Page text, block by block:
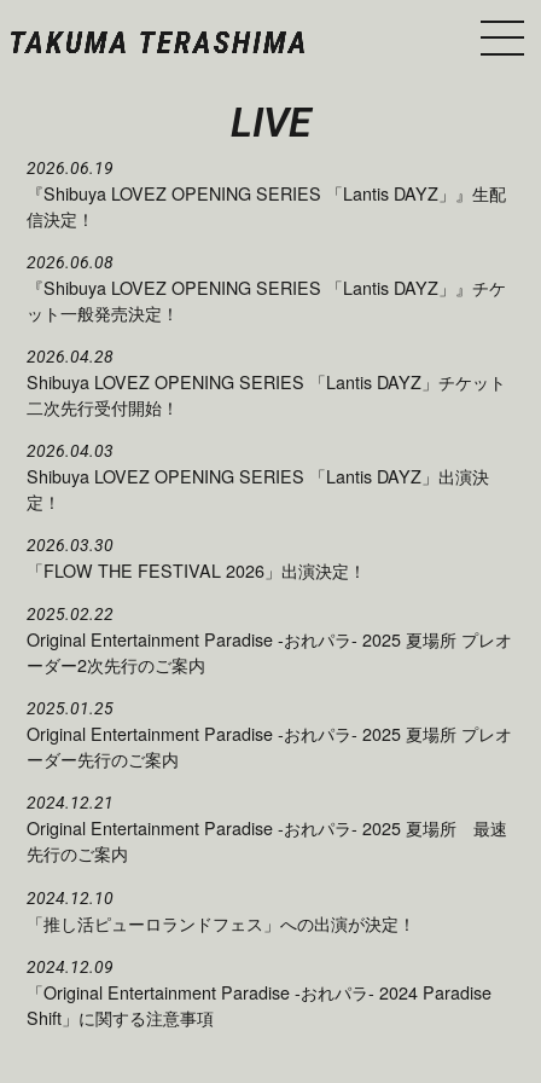
LIVE
2026.06.19
『Shibuya LOVEZ OPENING SERIES 「Lantis DAYZ」』生配
信決定！
2026.06.08
『Shibuya LOVEZ OPENING SERIES 「Lantis DAYZ」』チケ
ット一般発売決定！
2026.04.28
Shibuya LOVEZ OPENING SERIES 「Lantis DAYZ」チケット
二次先行受付開始！
2026.04.03
Shibuya LOVEZ OPENING SERIES 「Lantis DAYZ」出演決
定！
2026.03.30
「FLOW THE FESTIVAL 2026」出演決定！
2025.02.22
Original Entertainment Paradise -おれパラ- 2025 夏場所 プレオ
ーダー2次先行のご案内
2025.01.25
Original Entertainment Paradise -おれパラ- 2025 夏場所 プレオ
ーダー先行のご案内
2024.12.21
Original Entertainment Paradise -おれパラ- 2025 夏場所 最速
先行のご案内
2024.12.10
「推し活ピューロランドフェス」への出演が決定！
2024.12.09
「Original Entertainment Paradise -おれパラ- 2024 Paradise
Shift」に関する注意事項